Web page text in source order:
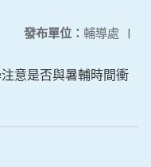
發布單位： 輔導處 |
意是否與暑輔時間衝